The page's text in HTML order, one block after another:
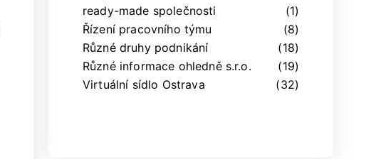
ready-made společnosti
(1)
Řízení pracovního týmu
(8)
Různé druhy podnikání
(18)
Různé informace ohledně s.r.o.
(19)
Virtuální sídlo Ostrava
(32)